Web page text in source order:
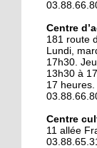
19
La
19
Une
nuit
Centre
181 route
Lundi,
17h30.
13h30 à
17 heures.
Centre
11 allée